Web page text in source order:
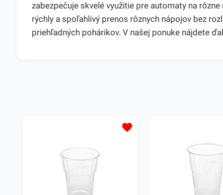
zabezpečuje skvelé využitie pre automaty na
rýchly a spoľahlivý prenos rôznych nápojov bez
priehľadných pohárikov. V našej ponuke nájdete